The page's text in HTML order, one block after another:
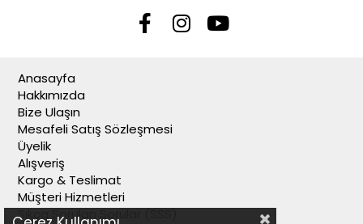
Anasayfa
Hakkımızda
Bize Ulaşın
Mesafeli Satış Sözleşmesi
Üyelik
Alışveriş
Kargo & Teslimat
Müşteri Hizmetleri
Sıkça Sorulan Sorular (SSS)